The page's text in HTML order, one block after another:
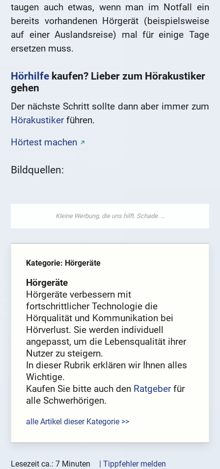
taugen auch etwas, wenn man im Notfall ein
bereits vorhandenen Hörgerät (beispielsweise
auf einer Auslandsreise) mal für einige Tage
ersetzen muss.
Hörhilfe kaufen? Lieber zum Hörakustiker
gehen
Der nächste Schritt sollte dann aber immer zum
Hörakustikerführen.
Hörtest machen
Bildquellen:
Kategorie: Hörgeräte
Hörgeräte
Hörgeräte verbessern mit
fortschrittlicher Technologie die
Hörqualität und Kommunikation bei
Hörverlust. Sie werden individuell
angepasst, um die Lebensqualität ihrer
Nutzer zu steigern.
In dieser Rubrik erklären wir Ihnen alles
Wichtige.
Kaufen Sie bitte auch den Ratgeberfür
alle Schwerhörigen.
alle Artikel dieser Kategorie >>
Lesezeit ca.: 7 Minuten
| Tippfehler melden